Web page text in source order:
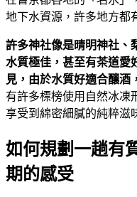
地下水資源，許多地方都
許多神社像是晴明神社、
水質極佳，甚至有茶道愛
見，由於水質好適合釀酒
有許多標榜使用自然冰凍
享受到綿密細膩的純粹滋
如何規劃一趟有
期的感受